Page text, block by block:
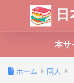
日
本サ
ホーム 同人